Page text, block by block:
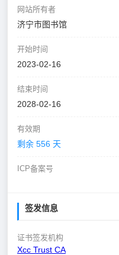
网站所有者
济宁市图书馆
开始时间
2023-02-16
结束时间
2028-02-16
有效期
剩余 556 天
ICP备案号
签发信息
证书签发机构
Xcc Trust CA